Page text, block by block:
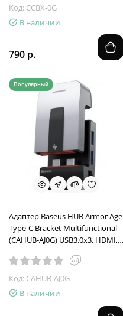
Код: CCBX-0G
В наличии
790 р.
Популярный
Адаптер Baseus HUB Armor Age
Type-C Bracket Multifunctional
(CAHUB-AJ0G) USB3.0x3, HDMI,
Код: CAHUB-AJ0G
В наличии